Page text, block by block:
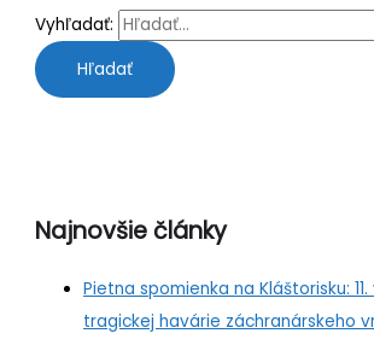
Vyhľadať:
Najnovšie články
Pietna spomienka na Kláštorisku:
tragickej havárie záchranárskeho